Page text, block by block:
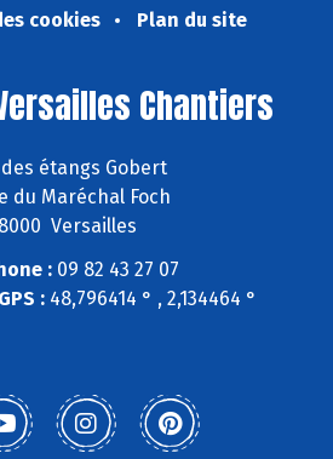
cookies
Plan du site
Chantiers
étangs Gobert
du Maréchal Foch
Versailles
: 09 82 43 27 07
:48,796414 ° , 2,134464 °